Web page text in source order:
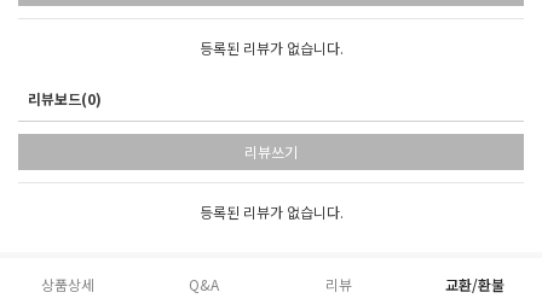
등록된 리뷰가 없습니다.
리뷰보드(0)
리뷰쓰기
등록된 리뷰가 없습니다.
상품상세 Q&A 리뷰 교환/환불